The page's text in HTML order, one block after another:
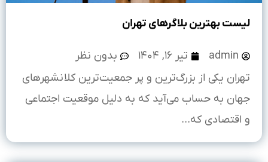
لیست بهترین بلاگرهای تهران
admin تیر ۱۶, ۱۴۰۴
بدون نظر
تهران یکی از بزرگ‌ترین و پر جمعیت‌ترین کلانشهرهای
جهان به حساب می‌آید که به دلیل موقعیت اجتماعی
و اقتصادی که...